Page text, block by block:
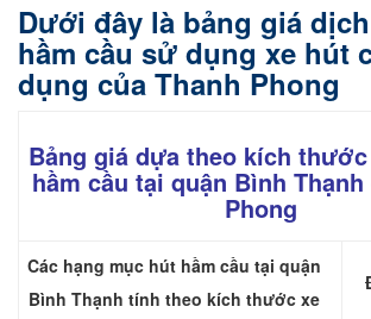
Dưới đây là bảng giá
hầm cầu sử dụng xe hút
dụng của Thanh Phong
Bảng giá dựa theo kích
hầm cầu tại quận Bình Thạnh
Phong
Các hạng mục hút hầm cầu tại quận
Bình Thạnh tính theo kích thước xe